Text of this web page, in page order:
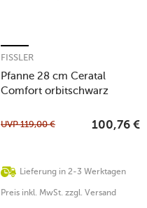
Pfanne 28 cm Ceratal
Comfort orbitschwarz
FISSLER
Lieferung in 2-3 Werktagen
UVP119,00 € 100,76 €
Preis inkl. MwSt. zzgl. Versand